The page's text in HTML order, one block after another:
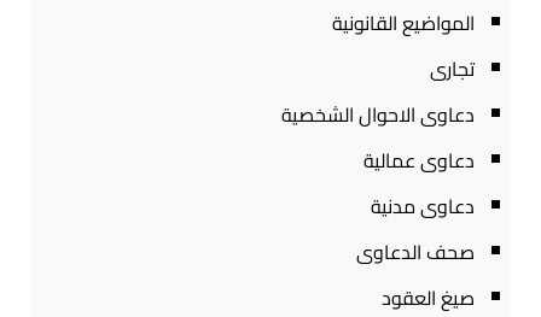
المواضيع القانونية
تجارى
دعاوى الاحوال الشخصية
دعاوى عمالية
دعاوى مدنية
صحف الدعاوى
صيغ العقود